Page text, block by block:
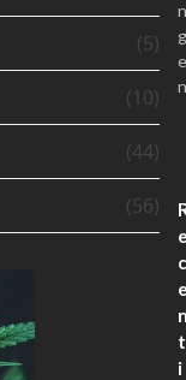
(5)
(10)
(44)
(56)
n
g
e
n
c
t
i